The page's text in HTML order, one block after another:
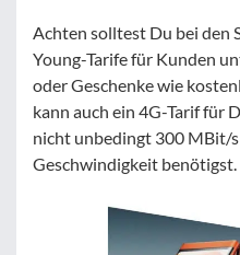
Achten solltest Du bei den
Young-Tarife für Kunden
oder Geschenke wie
kann auch ein 4G-Tarif für
nicht unbedingt 300 MBit/
Geschwindigkeit benötigst.